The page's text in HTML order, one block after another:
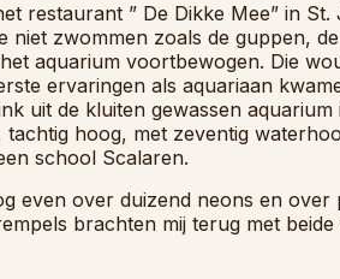
restaurant ” De Dikke Mee” in St.
niet zwommen zoals de guppen,
aquarium voortbewogen. Die
ervaringen als aquariaan
uit de kluiten gewassen
tachtig hoog, met zeventig
school Scalaren.
even over duizend neons en over
brachten mij terug met